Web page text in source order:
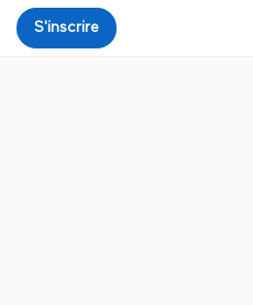
S'inscrire